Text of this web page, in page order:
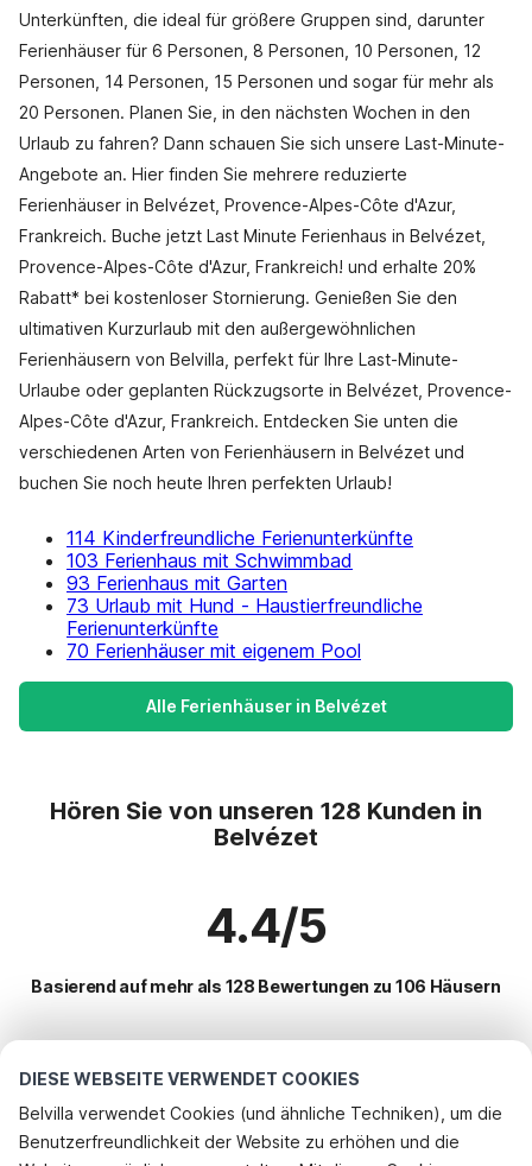
DIESE WEBSEITE VERWENDET COOKIES
Belvilla verwendet Cookies (und ähnliche Techniken), um die
Benutzerfreundlichkeit der Website zu erhöhen und die
Unterkünften, die ideal für größere Gruppen sind, darunter
Ferienhäuser für 6 Personen, 8 Personen, 10 Personen, 12
Personen, 14 Personen, 15 Personen und sogar für mehr als
20 Personen. Planen Sie, in den nächsten Wochen in den
Urlaub zu fahren? Dann schauen Sie sich unsere Last-Minute-
Angebote an. Hier finden Sie mehrere reduzierte
Ferienhäuser in Belvézet, Provence-Alpes-Côte d'Azur,
Frankreich. Buche jetzt Last Minute Ferienhaus in Belvézet,
Provence-Alpes-Côte d'Azur, Frankreich! und erhalte 20%
Rabatt* bei kostenloser Stornierung. Genießen Sie den
ultimativen Kurzurlaub mit den außergewöhnlichen
Ferienhäusern von Belvilla, perfekt für Ihre Last-Minute-
Urlaube oder geplanten Rückzugsorte in Belvézet, Provence-
Alpes-Côte d'Azur, Frankreich. Entdecken Sie unten die
verschiedenen Arten von Ferienhäusern in Belvézet und
buchen Sie noch heute Ihren perfekten Urlaub!
114 Kinderfreundliche Ferienunterkünfte
103 Ferienhaus mit Schwimmbad
93 Ferienhaus mit Garten
73 Urlaub mit Hund - Haustierfreundliche
Ferienunterkünfte
70 Ferienhäuser mit eigenem Pool
Alle Ferienhäuser in Belvézet
Hören Sie von unseren 128 Kunden in
Belvézet
4.4/5
Basierend auf mehr als 128 Bewertungen zu 106 Häusern
Beliebteste Reiseziele für Urlaub